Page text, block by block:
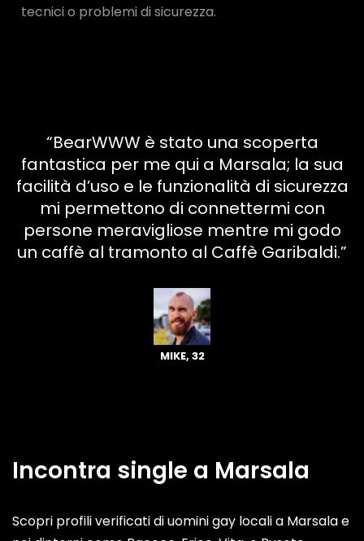
tecnici o problemi di sicurezza.
“BearWWW è stato una scoperta
fantastica per me qui a Marsala; la sua
facilità d’uso e le funzionalità di sicurezza
mi permettono di connettermi con
persone meravigliose mentre mi godo
un caffè al tramonto al Caffè Garibaldi.”
MIKE, 32
Incontra single a Marsala
Scopri profili verificati di uomini gay locali a Marsala e